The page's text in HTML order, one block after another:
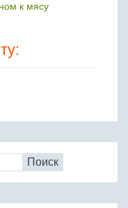
к мясу
Поиск